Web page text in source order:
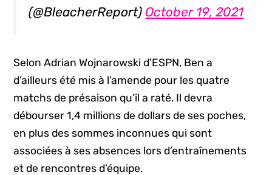
(@BleacherReport) October 19, 2021
Selon Adrian Wojnarowski d’ESPN, Ben a
d’ailleurs été mis à l’amende pour les quatre
matchs de présaison qu’il a raté. Il devra
débourser 1,4 millions de dollars de ses poches,
en plus des sommes inconnues qui sont
associées à ses absences lors d’entraînements
et de rencontres d’équipe.